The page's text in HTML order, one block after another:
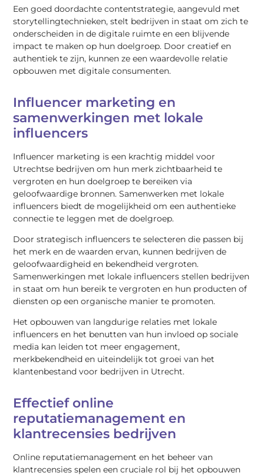
Een goed doordachte contentstrategie, aangevuld met
storytellingtechnieken, stelt bedrijven in staat om zich te
onderscheiden in de digitale ruimte en een blijvende
impact te maken op hun doelgroep. Door creatief en
authentiek te zijn, kunnen ze een waardevolle relatie
opbouwen met digitale consumenten.
Influencer marketing en
samenwerkingen met lokale
influencers
Influencer marketing is een krachtig middel voor
Utrechtse bedrijven om hun merk zichtbaarheid te
vergroten en hun doelgroep te bereiken via
geloofwaardige bronnen. Samenwerken met lokale
influencers biedt de mogelijkheid om een authentieke
connectie te leggen met de doelgroep.
Door strategisch influencers te selecteren die passen bij
het merk en de waarden ervan, kunnen bedrijven de
geloofwaardigheid en bekendheid vergroten.
Samenwerkingen met lokale influencers stellen bedrijven
in staat om hun bereik te vergroten en hun producten of
diensten op een organische manier te promoten.
Het opbouwen van langdurige relaties met lokale
influencers en het benutten van hun invloed op sociale
media kan leiden tot meer engagement,
merkbekendheid en uiteindelijk tot groei van het
klantenbestand voor bedrijven in Utrecht.
Effectief online
reputatiemanagement en
klantrecensies bedrijven
Online reputatiemanagement en het beheer van
klantrecensies spelen een cruciale rol bij het opbouwen